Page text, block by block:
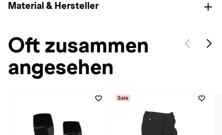
Material & Hersteller
Oft zusammen
angesehen
Sale